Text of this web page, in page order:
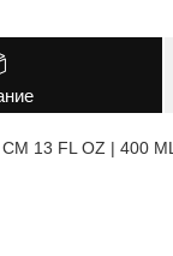
13 FL OZ | 400 ML